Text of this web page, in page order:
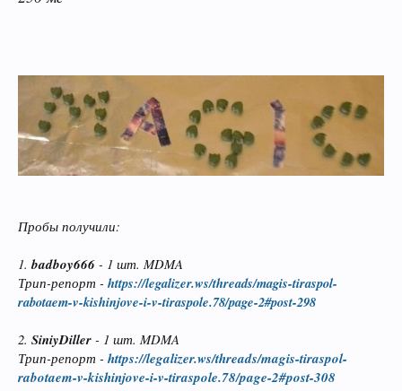
Пробы получили:
1. badboy666 - 1 шт. MDMA
Трип-репорт - https://legalizer.ws/threads/magis-tiraspol-
rabotaem-v-kishinjove-i-v-tiraspole.78/page-2#post-298
2. SiniyDiller - 1 шт. MDMA
Трип-репорт - https://legalizer.ws/threads/magis-tiraspol-
rabotaem-v-kishinjove-i-v-tiraspole.78/page-2#post-308